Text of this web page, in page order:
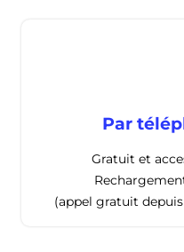
Par
Gratuit et
(appel gratuit